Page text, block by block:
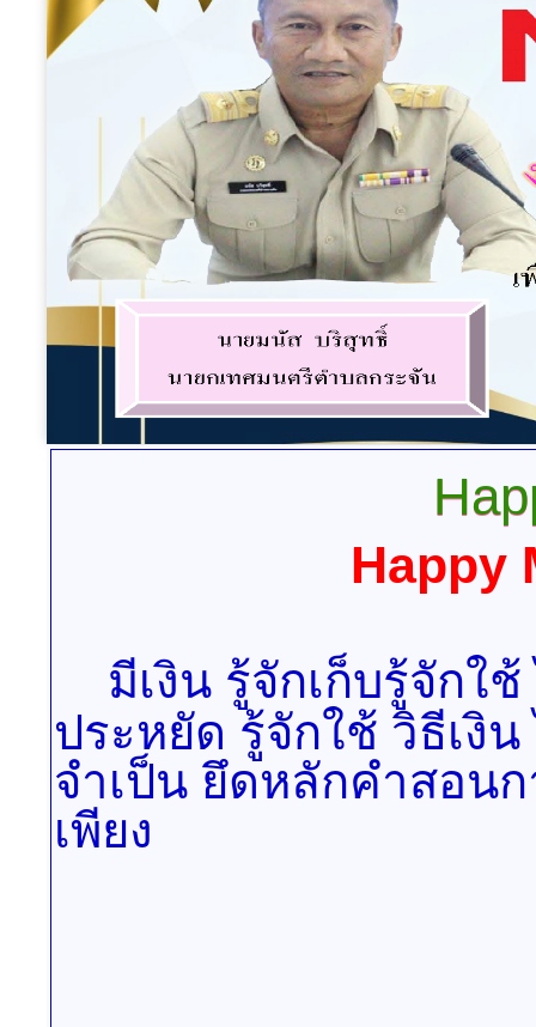
Happy
มีเงิน รู้จักเก็บรู้จักใ
ประหยัด รู้จักใช้ วิธีเงิ
จำเป็น ยึดหลักคำสอน
เพียง